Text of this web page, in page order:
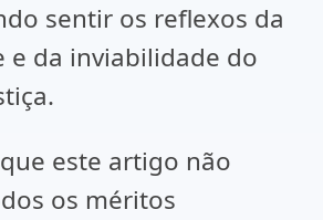
sentir os reflexos da
e da inviabilidade do
este artigo não
os méritos